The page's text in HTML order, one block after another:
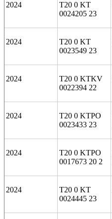
2024
T20 0 KT
0024205 23
2024
T20 0 KT
0023549 23
2024
T20 0 KTKV
0022394 22
2024
T20 0 KTPO
0023433 23
2024
T20 0 KTPO
0017673 20 2
2024
T20 0 KT
0024445 23